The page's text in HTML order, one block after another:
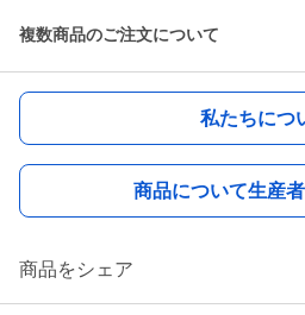
複数商品のご注文について
私たちにつ
商品について生産
商品をシェア